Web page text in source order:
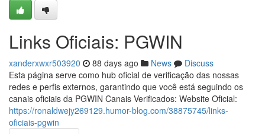
Links Oficiais: PGWIN
xanderxwxr503920 88 days ago News
Discuss
Esta página serve como hub oficial de verificação das nossas
redes e perfis externos, garantindo que você está seguindo os
canais oficiais da PGWIN Canais Verificados: Website Oficial:
https://ronaldwejy269129.humor-blog.com/38875745/links-
oficiais-pgwin